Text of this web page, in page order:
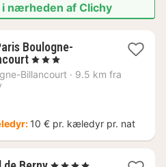
nærheden af Clichy
Boulogne-
1
nat
, 3 Stjerner
Billancourt · 9.5 km fra
10 € pr. kæledyr pr. nat